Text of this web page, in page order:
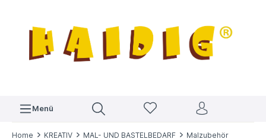
Menü
Home KREATIV MAL- UND BASTELBEDARF Malzubehör